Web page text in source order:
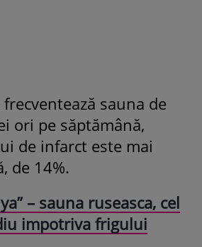
sauna de
ori pe săptămână,
de infarct este mai
de 14%.
– sauna ruseasca, cel
impotriva frigului